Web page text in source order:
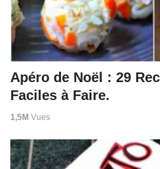
Apéro de Noël : 29
Faciles à Faire.
1,5M Vues